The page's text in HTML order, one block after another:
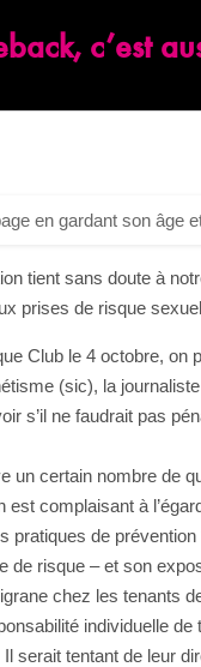
c’est
en gardant son âge
tient sans doute à
prises de risque
Club le 4 octobre,
(sic), la
s’il ne faudrait pas
un certain nombre de
est complaisant à
pratiques de prévention
de risque – et son
chez les tenants
individuelle
tentant de leur